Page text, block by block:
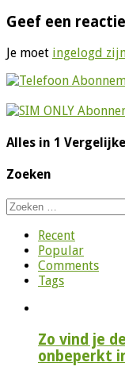
Geef een reactie
Je moet ingelogd
Alles in 1
Zoeken
Zoeken
Recent
Popular
Comments
Tags
Zo vind je
onbeperkt